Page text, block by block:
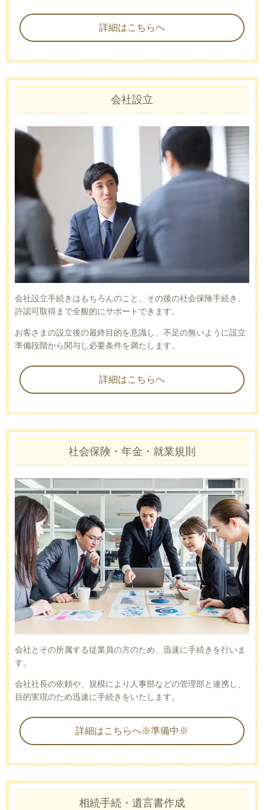
詳細はこちらへ
会社設立
会社設立手続きはもちろんのこと、その後の社会保険手続き、
許認可取得まで全般的にサポートできます。
お客さまの設立後の最終目的を意識し、不足の無いように設立
準備段階から関与し必要条件を満たします。
詳細はこちらへ
社会保険・年金・就業規則
会社とその所属する従業員の方のため、迅速に手続きを行いま
す。
会社社長の依頼や、規模により人事部などの管理部と連携し、
目的実現のため迅速に手続きをいたします。
詳細はこちらへ※準備中※
相続手続・遺言書作成